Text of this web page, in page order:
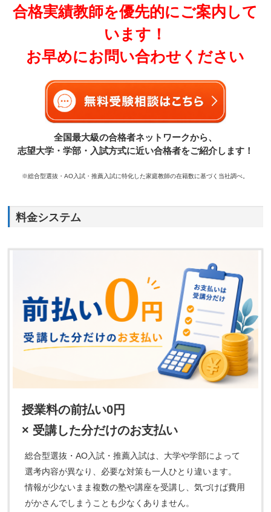
合格実績教師を優先的にご案内して
います！
お早めにお問い合わせください
全国最大級の合格者ネットワークから、
志望大学・学部・入試方式に近い合格者をご紹介します！
※総合型選抜・AO入試・推薦入試に特化した家庭教師の在籍数に基づく当社調べ。
料金システム
授業料の前払い0円
× 受講した分だけのお支払い
総合型選抜・AO入試・推薦入試は、大学や学部によって
選考内容が異なり、必要な対策も一人ひとり違います。
情報が少ないまま複数の塾や講座を受講し、気づけば費用
がかさんでしまうことも少なくありません。